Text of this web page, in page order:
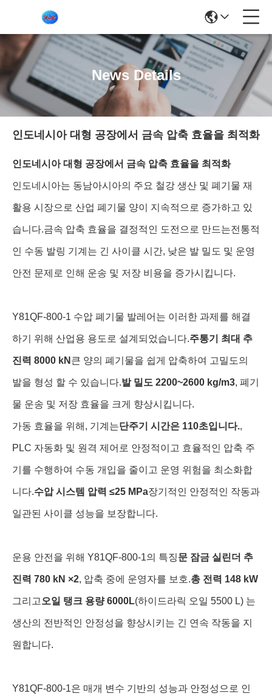
News Details
인도네시아 대형 공장에서 금속 압축 효율을 최적화
인도네시아 대형 공장에서 금속 압축 효율을 최적화
인도네시아는 동남아시아의 주요 철강 생산 및 폐기물 재
활용 시장으로 산업 폐기물 양이 지속적으로 증가하고 있
습니다.금속 압축 효율을 결정적인 도전으로 만드는전통적
인 수동 발링 기계는 긴 사이클 시간, 낮은 발 밀도 및 운영
안전 문제로 인해 운송 및 저장 비용을 증가시킵니다.
Y81QF-800-1 수압 폐기물 발레어는 이러한 과제를 해결
하기 위해 산업용 용도로 설계되었습니다.주통기 최대 추
진력 8000 kN 큰 양의 폐기물을 쉽게 압축하여 고밀도의
발을 형성 할 수 있습니다.발 밀도 2200~2600 kg/m3, 폐기
물 운송 및 저장 효율을 크게 향상시킵니다.
가동 효율을 위해, 기계는단주기 시간은 110초입니다.,
PLC 자동화 및 원격 제어로 안정적이고 효율적인 압축 주
기를 수행하여 수동 개입을 줄이고 운영 위험을 최소화합
니다.수압 시스템 압력 ≤25 MPa장기적인 안정적인 작동과
일관된 사이클 성능을 보장합니다.
운용 안전을 위해 Y81QF-800-1의 특징문 잠금 실린더 추
진력 780 kN ×2, 압축 중에 운영자를 보호.총 전력 148 kW
그리고 오일 탱크 용량 6000L(하이드라릭 오일 5500 L) 는
생산의 전반적인 안정성을 향상시키는 긴 연속 작동을 지
원합니다.
Y81QF-800-1은 매개 변수 기반의 성능과 안정성으로 인